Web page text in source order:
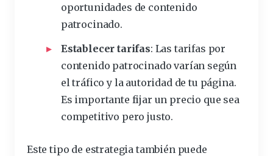
oportunidades de contenido
patrocinado.
Establecer tarifas: Las tarifas por
contenido patrocinado varían según
el tráfico y la autoridad de tu página.
Es importante fijar un precio que sea
competitivo pero justo.
Este tipo de estrategia también puede